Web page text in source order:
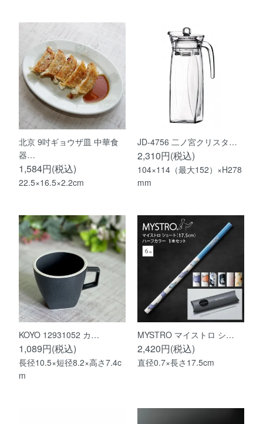
北京 9吋ギョウザ皿 中華食
器…
1,584円(税込)
22.5×16.5×2.2cm
JD-4756 二ノ宮クリスタ…
2,310円(税込)
104×114（最大152）×H278
mm
KOYO 12931052 カ…
1,089円(税込)
長径10.5×短径8.2×高さ7.4c
m
MYSTRO マイストロ シ…
2,420円(税込)
直径0.7×長さ17.5cm